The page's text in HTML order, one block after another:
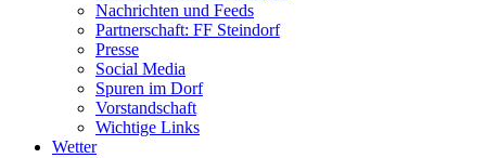
Nachrichten und Feeds
Partnerschaft: FF Steindorf
Presse
Social Media
Spuren im Dorf
Vorstandschaft
Wichtige Links
Wetter